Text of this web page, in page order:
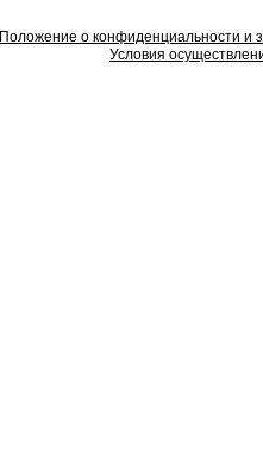
Положение о конфиденциальности и
Условия